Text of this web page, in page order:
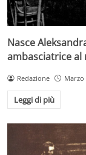
Nasce
ambasciatrice al
Redazione Marzo
Leggi di più